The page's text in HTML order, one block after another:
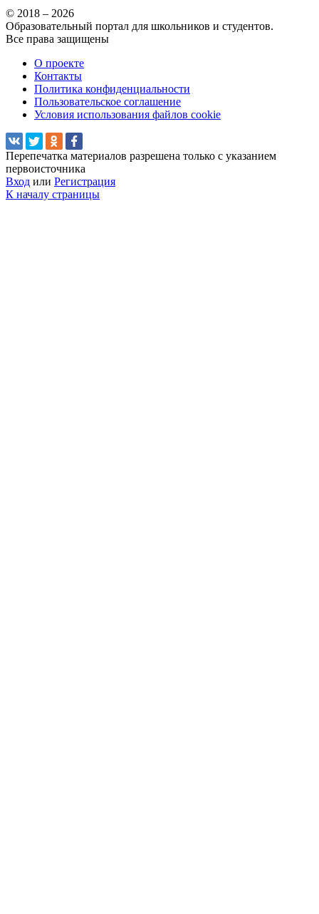
© 2018 – 2026
Образовательный портал для школьников и студентов.
Все права защищены
О проекте
Контакты
Политика конфиденциальности
Пользовательское соглашение
Условия использования файлов cookie
Перепечатка материалов разрешена только с указанием
первоисточника
Вход или Регистрация
К началу страницы